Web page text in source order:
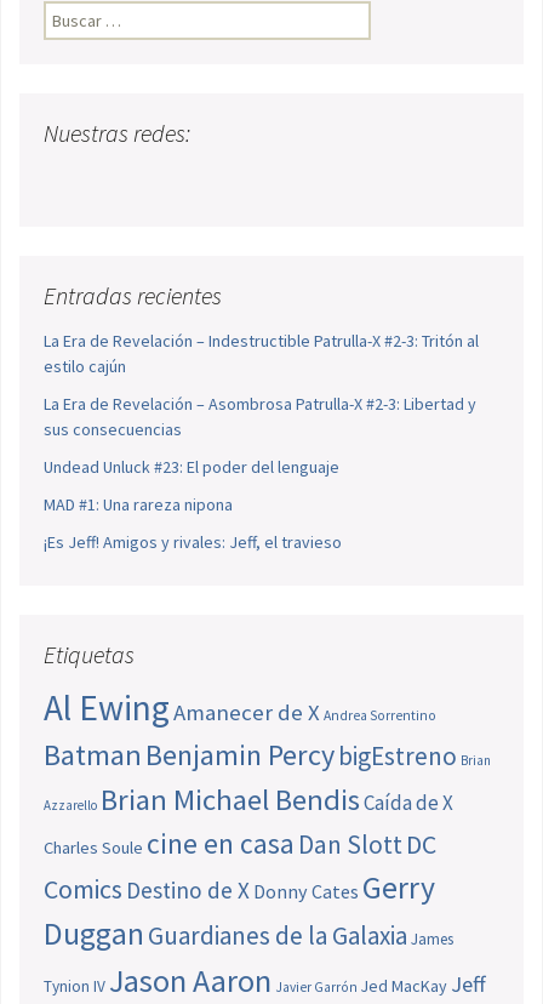
Buscar:
Nuestras redes:
Entradas recientes
La Era de Revelación – Indestructible Patrulla-X #2-3: Tritón al
estilo cajún
La Era de Revelación – Asombrosa Patrulla-X #2-3: Libertad y
sus consecuencias
Undead Unluck #23: El poder del lenguaje
MAD #1: Una rareza nipona
¡Es Jeff! Amigos y rivales: Jeff, el travieso
Etiquetas
Al EwingAmanecer de X Andrea Sorrentino
Batman Benjamin PercybigEstreno Brian
Azzarello Brian Michael BendisCaída de X
Charles Soule cine en casa Dan SlottDC
Comics Destino de X Donny Cates Gerry
Duggan Guardianes de la Galaxia James
Tynion IV Jason Aaron Javier Garrón Jed MacKay Jeff